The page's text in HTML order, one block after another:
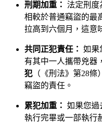
刑期加重： 法定刑度
相較於普通竊盜的最
拉高到六個月，這意
共同正犯責任： 如果
有其中一人攜帶兇器
犯 （《刑法》第28
竊盜的責任。
累犯加重： 如果您過
執行完畢或一部執行